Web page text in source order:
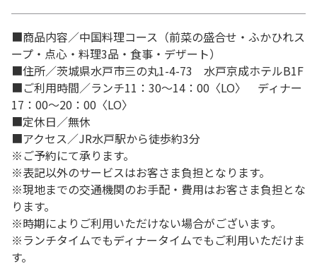
■商品内容／中国料理コース（前菜の盛合せ・ふかひれス
ープ・点心・料理3品・食事・デザート）
■住所／茨城県水戸市三の丸1-4-73 水戸京成ホテルB1F
■ご利用時間／ランチ11：30～14：00〈LO〉 ディナー
17：00～20：00〈LO〉
■定休日／無休
■アクセス／JR水戸駅から徒歩約3分
※ご予約にて承ります。
※表記以外のサービスはお客さま負担となります。
※現地までの交通機関のお手配・費用はお客さま負担とな
ります。
※時期によりご利用いただけない場合がございます。
※ランチタイムでもディナータイムでもご利用いただけま
す。